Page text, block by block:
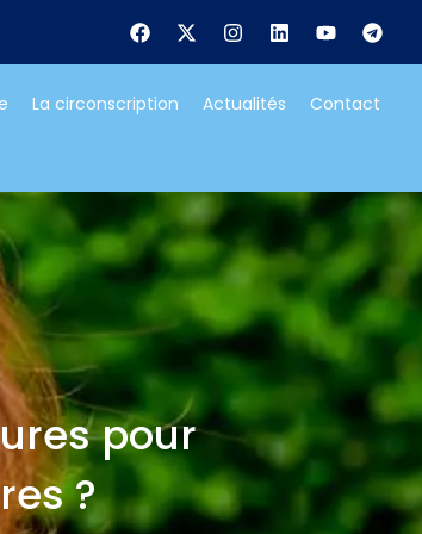
La circonscription Actualités Contact
pour
?